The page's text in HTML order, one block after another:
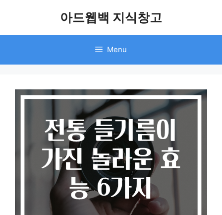
아드웹백 지식창고
Menu